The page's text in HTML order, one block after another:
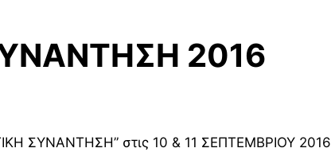
2016
ΣΥΝΑΝΤΗΣΗ” στις 10 & 11 ΣΕΠΤΕΜΒΡΙΟΥ 2016